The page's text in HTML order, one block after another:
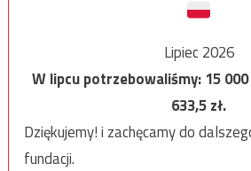
Lipiec 2026
W lipcu potrzebowaliśmy:15 000
633,5zł.
Dziękujemy! i zachęcamy do
fundacji.